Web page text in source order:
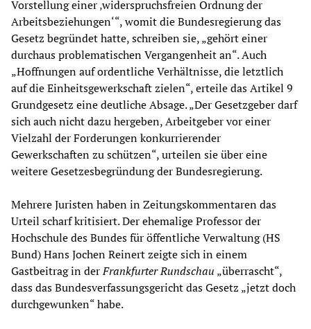
Vorstellung einer ‚widerspruchsfreien Ordnung der
Arbeitsbeziehungen‘“, womit die Bundesregierung das
Gesetz begründet hatte, schreiben sie, „gehört einer
durchaus problematischen Vergangenheit an“. Auch
„Hoffnungen auf ordentliche Verhältnisse, die letztlich
auf die Einheitsgewerkschaft zielen“, erteile das Artikel 9
Grundgesetz eine deutliche Absage. „Der Gesetzgeber darf
sich auch nicht dazu hergeben, Arbeitgeber vor einer
Vielzahl der Forderungen konkurrierender
Gewerkschaften zu schützen“, urteilen sie über eine
weitere Gesetzesbegründung der Bundesregierung.
Mehrere Juristen haben in Zeitungskommentaren das
Urteil scharf kritisiert. Der ehemalige Professor der
Hochschule des Bundes für öffentliche Verwaltung (HS
Bund) Hans Jochen Reinert zeigte sich in einem
Gastbeitrag in derFrankfurter Rundschau „überrascht“,
dass das Bundesverfassungsgericht das Gesetz „jetzt doch
durchgewunken“ habe.